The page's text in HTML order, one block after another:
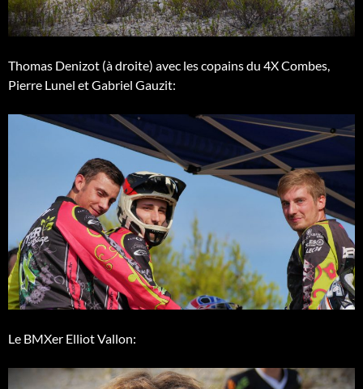
Thomas Denizot (à droite) avec les copains du 4X Combes,
Pierre Lunel et Gabriel Gauzit:
Le BMXer Elliot Vallon: